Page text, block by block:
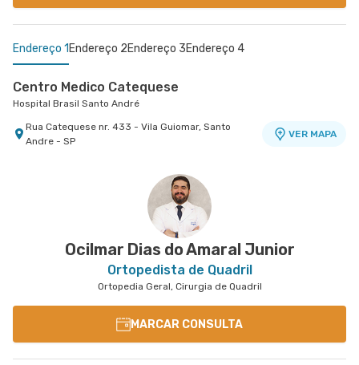
Endereço 1 Endereço 2Endereço 3Endereço 4
Centro Medico Catequese
Hospital Brasil Santo André
Rua Catequese nr. 433 - Vila Guiomar, Santo
Andre - SP
VER MAPA
Avenida Alfredo Maluf nr. 451 - Jardim Santo
Rua Americo Brasiliense nr. 596 - Centro, Sao
Hospital e Maternidade São Luiz São Caetano
Alameda Caulim nr. 115 1° Andar - Ceramica, Sao
Ocilmar Dias do Amaral Junior
Ortopedista de Quadril
Ortopedia Geral, Cirurgia de Quadril
MARCAR CONSULTA